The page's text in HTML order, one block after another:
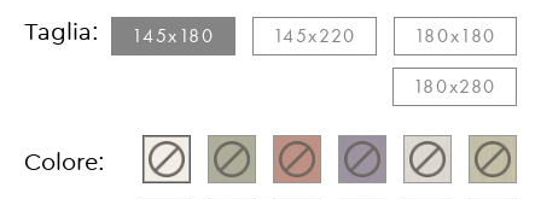
Taglia: 145x180​ 145x220​
180x180​
180x280​
Colore: